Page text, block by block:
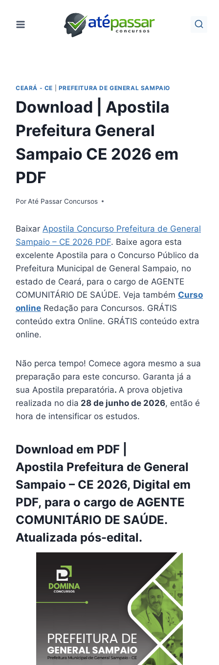
para
CEARÁ - CE PREFEITURA DE GENERAL SAMPAIO
Download | Apostila
Prefeitura General
Sampaio CE 2026 em
PDF
PorAté Passar Concursos
Baixar Apostila Concurso Prefeitura de General
Sampaio – CE 2026 PDF. Baixe agora esta
excelente Apostila para o Concurso Público da
Prefeitura Municipal de General Sampaio, no
estado de Ceará, para o cargo de AGENTE
COMUNITÁRIO DE SAÚDE. Veja também Curso
online Redação para Concursos. GRÁTIS
conteúdo extra Online. GRÁTIS conteúdo extra
online.
Não perca tempo! Comece agora mesmo a sua
preparação para este concurso. Garanta já a
sua Apostila preparatória. A prova objetiva
realizada no dia 28 de junho de 2026, então é
hora de intensificar os estudos.
Download em PDF |
Apostila Prefeitura de General
Sampaio – CE 2026, Digital em
PDF, para o cargo de AGENTE
COMUNITÁRIO DE SAÚDE.
Atualizada pós-edital.